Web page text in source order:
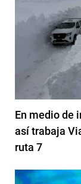
En medio de
así trabaja
ruta 7